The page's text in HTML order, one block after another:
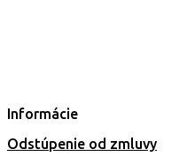
Informácie
Odstúpenie od zmluvy